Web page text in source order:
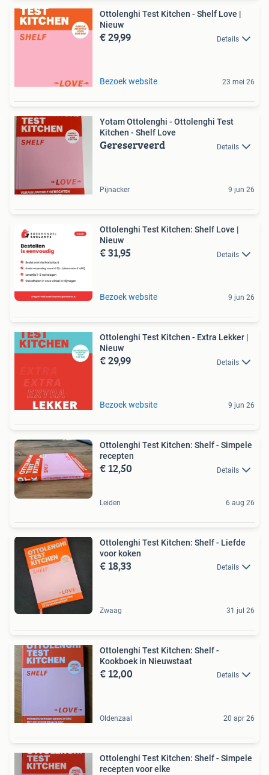
Ottolenghi Test Kitchen - Shelf Love |
Nieuw
€ 29,99 Details
Bezoek website 23 mei 26
Yotam Ottolenghi - Ottolenghi Test
Kitchen - Shelf Love
Gereserveerd Details
Pijnacker 9 jun 26
Ottolenghi Test Kitchen: Shelf Love |
Nieuw
€ 31,95 Details
Bezoek website 9 jun 26
Ottolenghi Test Kitchen - Extra Lekker |
Nieuw
€ 29,99 Details
Bezoek website 9 jun 26
Ottolenghi Test Kitchen: Shelf - Simpele
recepten
€ 12,50 Details
Leiden 6 aug 26
Ottolenghi Test Kitchen: Shelf - Liefde
voor koken
€ 18,33 Details
Zwaag 31 jul 26
Ottolenghi Test Kitchen: Shelf -
Kookboek in Nieuwstaat
€ 12,00 Details
Oldenzaal 20 apr 26
Ottolenghi Test Kitchen: Shelf - Simpele
recepten voor elke